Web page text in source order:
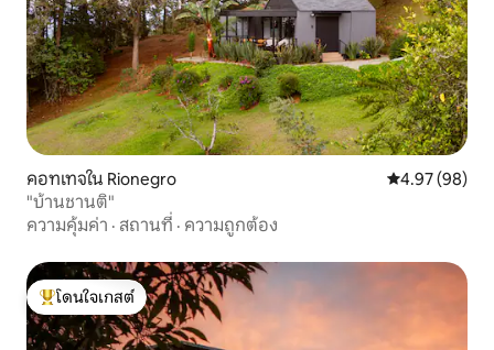
คอทเทจใน Rionegro คะแนนเฉลี่ย
4.97 (98)
"บ้านชานติ"
ความคุ้มค่า · สถานที่ · ความถูกต้อง
โดนใจเกสต์ที่สุด
โดนใจเกสต์